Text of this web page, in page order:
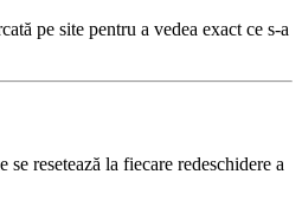
pe site pentru a vedea exact ce s-a
se resetează la fiecare redeschidere a